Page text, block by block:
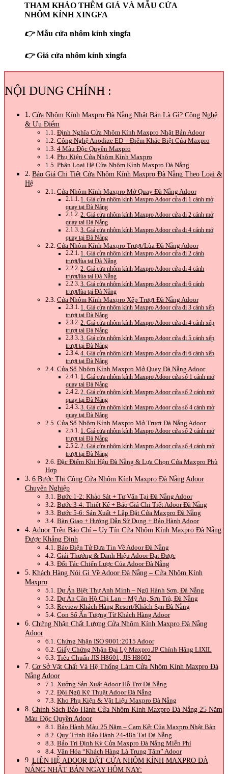
THAM KHẢO THÊM GIÁ VÀ MẪU CỬA
NHÔM KÍNH XINGFA
👉Mẫu cửa nhôm kính xingfa
👉Giá cửa nhôm kính xingfa
NỘI DUNG CHÍNH :
Cửa Nhôm Kính Maxpro Đà Nẵng Nhật Bản Là Gì? Công Nghệ
& Ưu Điểm
Định Nghĩa Cửa Nhôm Kính Maxpro Nhật Bản Adoor
Công Nghệ Anodize ED – Điểm Khác Biệt Của Maxpro
4 Màu Độc Quyền Maxpro
Phụ Kiện Cửa Nhôm Kính Maxpro
Phân Loại Hệ Cửa Nhôm Kính Maxpro Đà Nẵng
Báo Giá Chi Tiết Cửa Nhôm Kính Maxpro Đà Nẵng Theo Loại &
Hệ
Cửa Nhôm Kính Maxpro Mở Quay Đà Nẵng Adoor
1. Giá cửa nhôm kính Maxpro Adoor cửa đi 1 cánh mở
quay tại Đà Nẵng
2. Giá cửa nhôm kính Maxpro Adoor cửa đi 2 cánh mở
quay tại Đà Nẵng
3. Giá cửa nhôm kính Maxpro Adoor cửa đi 4 cánh mở
quay tại Đà Nẵng
Cửa Nhôm Kính Maxpro Trượt/Lùa Đà Nẵng Adoor
1. Giá cửa nhôm kính Maxpro Adoor cửa đi 2 cánh
trượt/lùa tại Đà Nẵng
2. Giá cửa nhôm kính Maxpro Adoor cửa đi 4 cánh
trượt/lùa tại Đà Nẵng
3. Giá cửa nhôm kính Maxpro Adoor cửa đi 6 cánh
trượt/lùa tại Đà Nẵng
Cửa Nhôm Kính Maxpro Xếp Trượt Đà Nẵng Adoor
1. Giá cửa nhôm kính Maxpro Adoor cửa đi 3 cánh xếp
trượt tại Đà Nẵng
2. Giá cửa nhôm kính Maxpro Adoor cửa đi 4 cánh xếp
trượt tại Đà Nẵng
3. Giá cửa nhôm kính Maxpro Adoor cửa đi 5 cánh xếp
trượt tại Đà Nẵng
4. Giá cửa nhôm kính Maxpro Adoor cửa đi 6 cánh xếp
trượt tại Đà Nẵng
Cửa Sổ Nhôm Kính Maxpro Mở Quay Đà Nẵng Adoor
1. Giá cửa nhôm kính Maxpro Adoor cửa sổ 1 cánh mở
quay tại Đà Nẵng
2. Giá cửa nhôm kính Maxpro Adoor cửa sổ 2 cánh mở
quay tại Đà Nẵng
3. Giá cửa nhôm kính Maxpro Adoor cửa sổ 4 cánh mở
quay tại Đà Nẵng
Cửa Sổ Nhôm Kính Maxpro Mở Trượt Đà Nẵng Adoor
1. Giá cửa nhôm kính Maxpro Adoor cửa sổ 2 cánh mở
trượt tại Đà Nẵng
2. Giá cửa nhôm kính Maxpro Adoor cửa sổ 4 cánh mở
trượt tại Đà Nẵng
Đặc Điểm Khí Hậu Đà Nẵng & Lựa Chọn Cửa Maxpro Phù
Hợp
6 Bước Thi Công Cửa Nhôm Kính Maxpro Đà Nẵng Adoor
Chuyên Nghiệp
Bước 1-2: Khảo Sát + Tư Vấn Tại Đà Nẵng Adoor
Bước 3-4: Thiết Kế + Báo Giá Chi Tiết Adoor Đà Nẵng
Bước 5-6: Sản Xuất + Lắp Đặt Cửa Maxpro Đà Nẵng
Bàn Giao + Hướng Dẫn Sử Dụng + Bảo Hành Adoor
Adoor Trên Báo Chí – Uy Tín Cửa Nhôm Kính Maxpro Đà Nẵng
Được Khẳng Định
Báo Điện Tử Đưa Tin Về Adoor Đà Nẵng
Giải Thưởng & Danh Hiệu Adoor Đạt Được
Đối Tác Chiến Lược Của Adoor Đà Nẵng
Khách Hàng Nói Gì Về Adoor Đà Nẵng – Cửa Nhôm Kính
Maxpro
Dự Án Biệt Thự Anh Minh – Ngũ Hành Sơn, Đà Nẵng
Dự Án Căn Hộ Chị Lan – Mỹ An, Sơn Trà, Đà Nẵng
Review Khách Hàng Resort/Khách Sạn Đà Nẵng
Con Số Ấn Tượng Từ Khách Hàng Adoor
Chứng Nhận Chất Lượng Cửa Nhôm Kính Maxpro Đà Nẵng
Adoor
Chứng Nhận ISO 9001:2015 Adoor
Giấy Chứng Nhận Đại Lý Maxpro.JP Chính Hãng LIXIL
Tiêu Chuẩn JIS H8601, JIS H8602
Cơ Sở Vật Chất Và Hệ Thống Làm Cửa Nhôm Kính Maxpro Đà
Nẵng Adoor
Xưởng Sản Xuất Adoor Hỗ Trợ Đà Nẵng
Đội Ngũ Kỹ Thuật Adoor Đà Nẵng
Kho Phụ Kiện & Vật Liệu Maxpro Đà Nẵng
Chính Sách Bảo Hành Cửa Nhôm Kính Maxpro Đà Nẵng 25 Năm
Màu Độc Quyền Adoor
Bảo Hành Màu 25 Năm – Cam Kết Của Maxpro Nhật Bản
Quy Trình Bảo Hành 24-48h Tại Đà Nẵng
Bảo Trì Định Kỳ Cửa Maxpro Đà Nẵng Miễn Phí
Văn Hóa “Khách Hàng Là Trung Tâm” Adoor
LIÊN HỆ ADOOR ĐẶT CỬA NHÔM KÍNH MAXPRO ĐÀ
NẴNG NHẬT BẢN NGAY HÔM NAY: